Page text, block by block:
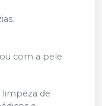
com a pele
limpeza de